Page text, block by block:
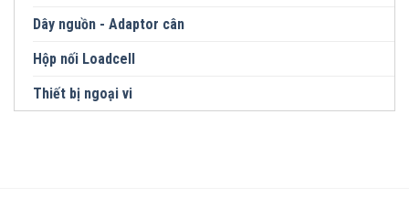
Dây nguồn - Adaptor cân
Hộp nối Loadcell
Thiết bị ngoại vi